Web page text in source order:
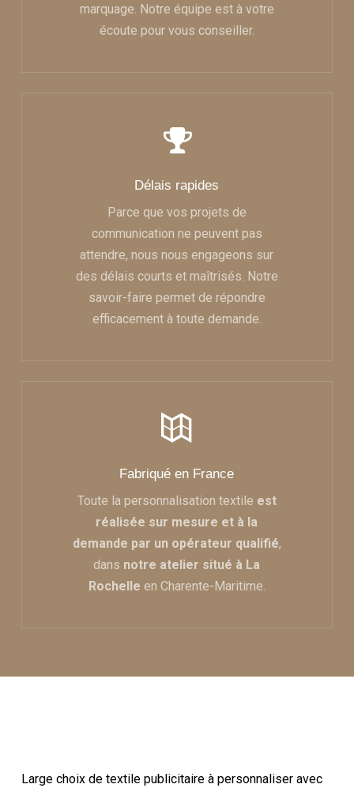
marquage. Notre équipe est à votre
écoute pour vous conseiller.
Délais rapides
Parce que vos projets de
communication ne peuvent pas
attendre, nous nous engageons sur
des délais courts et maîtrisés. Notre
savoir-faire permet de répondre
efficacement à toute demande.
Fabriqué en France
Toute la personnalisation textile est
réalisée sur mesure et à la
demande par un opérateur qualifié,
dans notre atelier situé à La
Rochelle en Charente-Maritime.
Large choix de textile publicitaire à personnaliser avec